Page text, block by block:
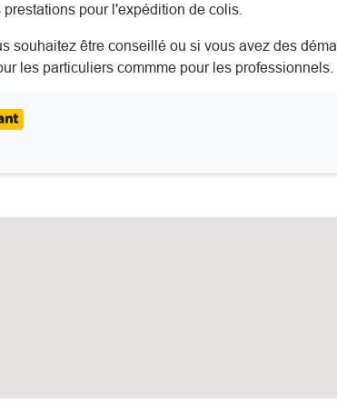
pour l'expédition de colis.
être conseillé ou si vous avez des
les particuliers commme pour les professionnels.